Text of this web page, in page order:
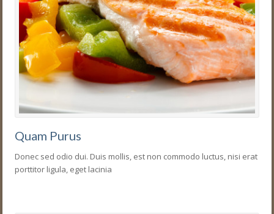
Quam Purus
Donec sed odio dui. Duis mollis, est non commodo luctus, nisi erat
porttitor ligula, eget lacinia